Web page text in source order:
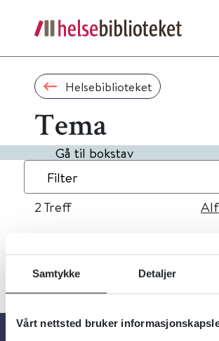
Samtykke Detaljer
Vårt nettsted bruker
Helsebiblioteket
Tema
Gå til bokstav
Filter
2 Treff